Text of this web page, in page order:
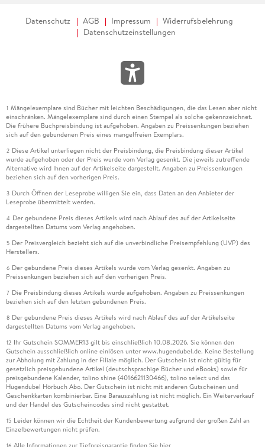
Datenschutz AGB Impressum
Widerrufsbelehrung
Datenschutzeinstellungen
1 Mängelexemplare sind Bücher mit leichten Beschädigungen, die das Lesen aber nicht
einschränken. Mängelexemplare sind durch einen Stempel als solche gekennzeichnet.
Die frühere Buchpreisbindung ist aufgehoben. Angaben zu Preissenkungen beziehen
sich auf den gebundenen Preis eines mangelfreien Exemplars.
2 Diese Artikel unterliegen nicht der Preisbindung, die Preisbindung dieser Artikel
wurde aufgehoben oder der Preis wurde vom Verlag gesenkt. Die jeweils zutreffende
Alternative wird Ihnen auf der Artikelseite dargestellt. Angaben zu Preissenkungen
beziehen sich auf den vorherigen Preis.
3 Durch Öffnen der Leseprobe willigen Sie ein, dass Daten an den Anbieter der
Leseprobe übermittelt werden.
4 Der gebundene Preis dieses Artikels wird nach Ablauf des auf der Artikelseite
dargestellten Datums vom Verlag angehoben.
5 Der Preisvergleich bezieht sich auf die unverbindliche Preisempfehlung (UVP) des
Herstellers.
6 Der gebundene Preis dieses Artikels wurde vom Verlag gesenkt. Angaben zu
Preissenkungen beziehen sich auf den vorherigen Preis.
7 Die Preisbindung dieses Artikels wurde aufgehoben. Angaben zu Preissenkungen
beziehen sich auf den letzten gebundenen Preis.
8 Der gebundene Preis dieses Artikels wird nach Ablauf des auf der Artikelseite
dargestellten Datums vom Verlag angehoben.
12 Ihr Gutschein SOMMER13 gilt bis einschließlich 10.08.2026. Sie können den
Gutschein ausschließlich online einlösen unter www.hugendubel.de. Keine Bestellung
zur Abholung mit Zahlung in der Filiale möglich. Der Gutschein ist nicht gültig für
gesetzlich preisgebundene Artikel (deutschsprachige Bücher und eBooks) sowie für
preisgebundene Kalender, tolino shine (4016621130466), tolino select und das
Hugendubel Hörbuch Abo. Der Gutschein ist nicht mit anderen Gutscheinen und
Geschenkkarten kombinierbar. Eine Barauszahlung ist nicht möglich. Ein Weiterverkauf
und der Handel des Gutscheincodes sind nicht gestattet.
15 Leider können wir die Echtheit der Kundenbewertung aufgrund der großen Zahl an
Einzelbewertungen nicht prüfen.